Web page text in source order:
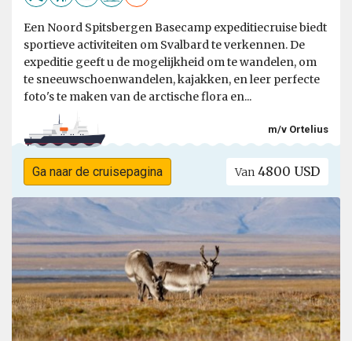
Een Noord Spitsbergen Basecamp expeditiecruise biedt
sportieve activiteiten om Svalbard te verkennen. De
expeditie geeft u de mogelijkheid om te wandelen, om
te sneeuwschoenwandelen, kajakken, en leer perfecte
foto's te maken van de arctische flora en...
m/v Ortelius
Ga naar de cruisepagina Van 4800 USD